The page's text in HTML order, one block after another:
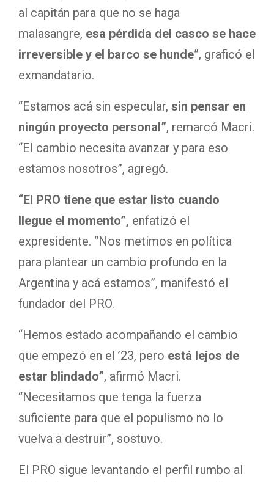
al capitán para que no se haga
malasangre, esa pérdida del casco se hace
irreversible y el barco se hunde”, graficó el
exmandatario.
“Estamos acá sin especular, sin pensar en
ningún proyecto personal”, remarcó Macri.
“El cambio necesita avanzar y para eso
estamos nosotros”, agregó.
“El PRO tiene que estar listo cuando
llegue el momento”, enfatizó el
expresidente. “Nos metimos en política
para plantear un cambio profundo en la
Argentina y acá estamos”, manifestó el
fundador del PRO.
“Hemos estado acompañando el cambio
que empezó en el ’23, pero está lejos de
estar blindado”, afirmó Macri.
“Necesitamos que tenga la fuerza
suficiente para que el populismo no lo
vuelva a destruir”, sostuvo.
El PRO sigue levantando el perfil rumbo al